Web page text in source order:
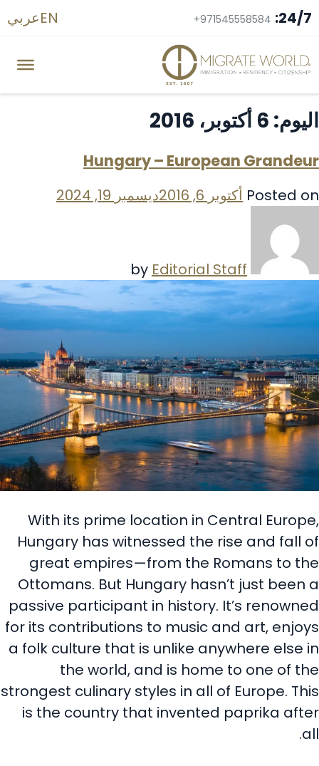
24/7:
+971545558584
ENعربي
اليوم: 6 أكتوبر، 2016
Hungary – European Grandeur
Posted on أكتوبر 6, 2016 ديسمبر 19, 2024
Editorial Staff
With its prime location in Central Europe,
Hungary has witnessed the rise and fall of
great empires—from the Romans to the
Ottomans. But Hungary hasn’t just been a
passive participant in history. It’s renowned
for its contributions to music and art, enjoys
a folk culture that is unlike anywhere else in
the world, and is home to one of the
strongest culinary styles in all of Europe. This
is the country that invented paprika after
all.